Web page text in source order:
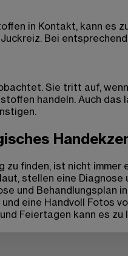
in Kontakt, kann es
Bei
Sie tritt auf,
handeln. Auch das
zu finden, ist nicht
stellen eine
und
eine Handvoll Fotos
Feiertagen kann es